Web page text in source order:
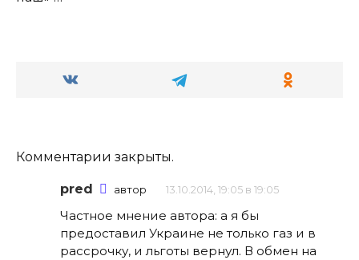
Комментарии закрыты.
pred автор 13.10.2014, 19:05 в 19:05
Частное мнение автора: а я бы
предоставил Украине не только газ и в
рассрочку, и льготы вернул. В обмен на